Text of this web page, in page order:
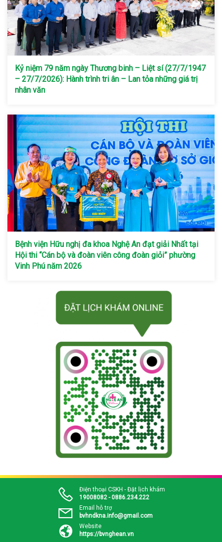
Kỷ niệm 79 năm ngày Thương binh – Liệt sí (27/7/1947
– 27/7/2026): Hành trình tri ân – Lan tỏa những giá trị
nhân văn
Bệnh viện Hữu nghị đa khoa Nghệ An đạt giải Nhất tại
Hội thi “Cán bộ và đoàn viên công đoàn giỏi” phường
Vinh Phú năm 2026
Điện thoại CSKH - Đặt lịch khám
19008082 - 0886.234.222
Email hỗ trợ
bvhndkna.info@gmail.com
Website
https://bvnghean.vn